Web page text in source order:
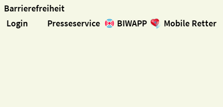
Barrierefreiheit
Login
Presseservice BIWAPP Mobile Retter